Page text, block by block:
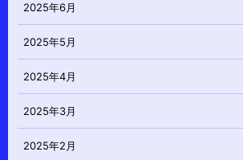
2025年6月
2025年5月
2025年4月
2025年3月
2025年2月